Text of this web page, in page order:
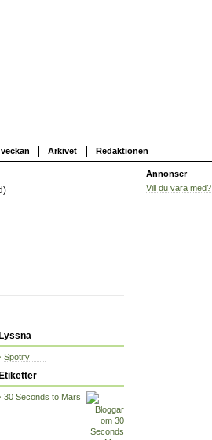
Arkivet Redaktionen
Lyssna
Spotify
Etiketter
30 Seconds to Mars
Annonser
Vill du vara med?